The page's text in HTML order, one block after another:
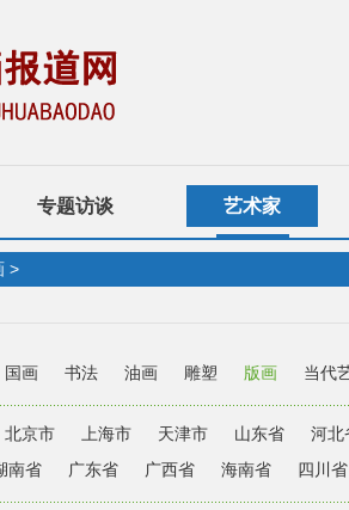
专题访谈 艺术家
>
国画 书法 油画 雕塑 版画 当代
北京市 上海市 天津市 山东省
河北
南省 广东省 广西省 海南省 四川省